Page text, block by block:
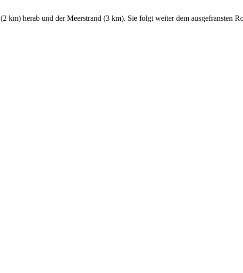
(2 km) herab und der Meerstrand (3 km). Sie folgt weiter dem ausgefransten